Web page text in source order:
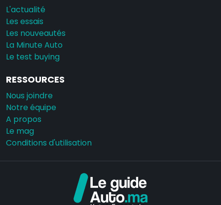
L'actualité
Les essais
Les nouveautés
La Minute Auto
Le test buying
RESSOURCES
Nous joindre
Notre équipe
A propos
Le mag
Conditions d'utilisation